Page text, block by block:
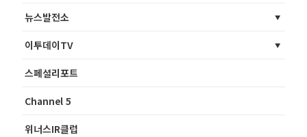
뉴스발전소
이투데이TV
스페셜리포트
Channel 5
위너스IR클럽